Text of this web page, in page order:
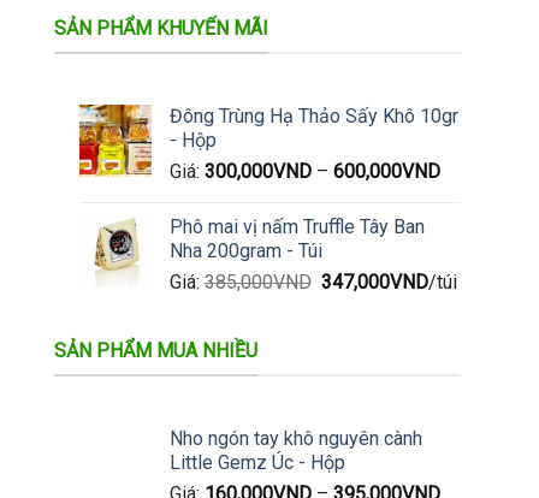
SẢN PHẨM KHUYẾN MÃI
Đông Trùng Hạ Thảo Sấy Khô 10gr
- Hộp
Giá: 300,000VND– 600,000VND
Phô mai vị nấm Truffle Tây Ban
Nha 200gram - Túi
Giá: 385,000VND Giá
347,000VNDGiá
/túi
SẢN PHẨM MUA NHIỀU
Nho ngón tay khô nguyên cành
Little Gemz Úc - Hộp